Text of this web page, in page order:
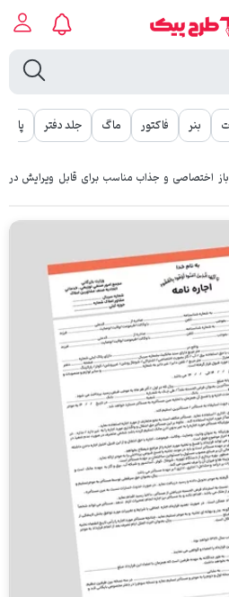
بنر فاکتور ماگ جلد دفتر
پاکت
لایه باز اختصاصی و جذاب مناسب برای قابل ویرایش در